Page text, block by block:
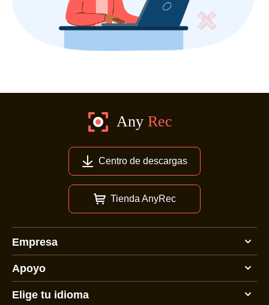
Centro de descargas
Tienda AnyRec
Empresa
Apoyo
Elige tu idioma